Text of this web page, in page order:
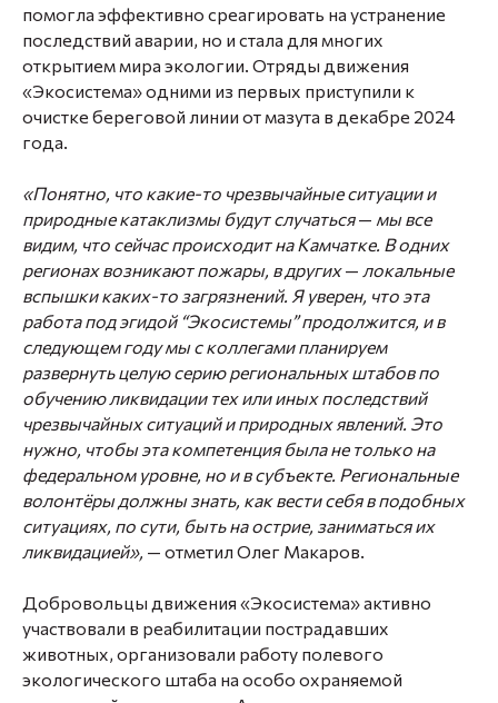
помогла эффективно среагировать на устранение
последствий аварии, но и стала для многих
открытием мира экологии. Отряды движения
«Экосистема» одними из первых приступили к
очистке береговой линии от мазута в декабре 2024
года.
«Понятно, что какие-то чрезвычайные ситуации и
природные катаклизмы будут случаться— мы все
видим, что сейчас происходит на Камчатке. В одних
регионах возникают пожары, в других— локальные
вспышки каких-то загрязнений. Я уверен, что эта
работа под эгидой “Экосистемы” продолжится, и в
следующем году мы с коллегами планируем
развернуть целую серию региональных штабов по
обучению ликвидации тех или иных последствий
чрезвычайных ситуаций и природных явлений. Это
нужно, чтобы эта компетенция была не только на
федеральном уровне, но и в субъекте. Региональные
волонтёры должны знать, как вести себя в подобных
ситуациях, по сути, быть на острие, заниматься их
ликвидацией», — отметил Олег Макаров.
Добровольцы движения «Экосистема» активно
участвовали в реабилитации пострадавших
животных, организовали работу полевого
экологического штаба на особо охраняемой